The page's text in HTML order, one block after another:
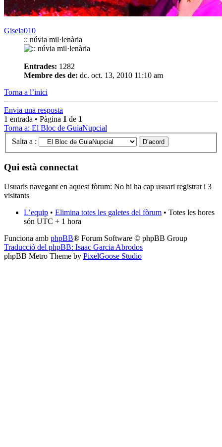
Gisela010
:: núvia mil·lenària
Entrades: 1282
Membre des de: dc. oct. 13, 2010 11:10 am
Torna a l’inici
Envia una resposta
1 entrada • Pàgina 1 de 1
Torna a: El Bloc de GuiaNupcial
Salta a :
Qui està connectat
Usuaris navegant en aquest fòrum: No hi ha cap usuari registrat i 3
visitants
L’equip • Elimina totes les galetes del fòrum • Totes les hores
són UTC + 1 hora
Funciona amb phpBB® Forum Software © phpBB Group
Traducció del phpBB: Isaac Garcia Abrodos
phpBB Metro Theme by PixelGoose Studio